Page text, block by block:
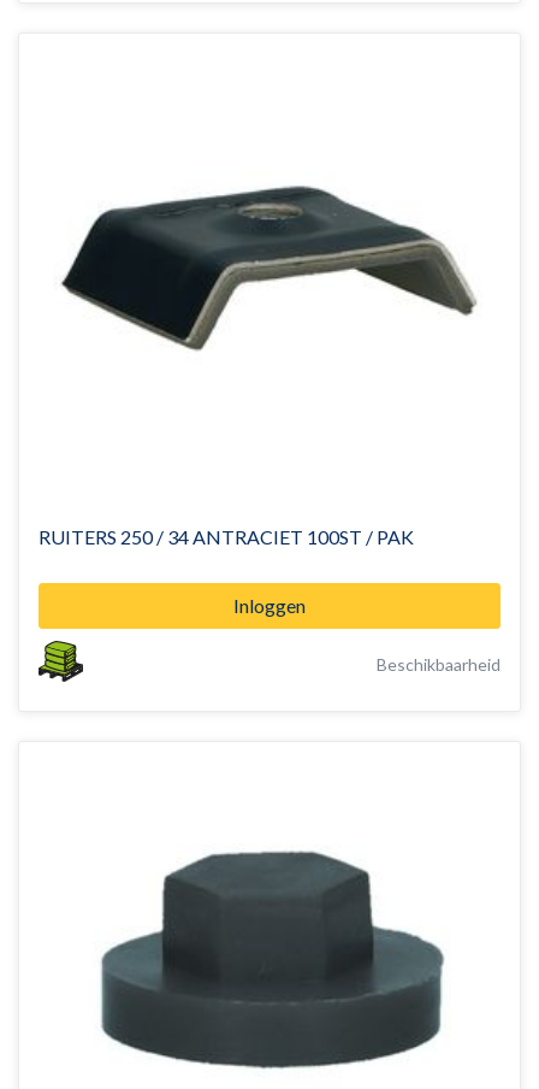
RUITERS 250 / 34 ANTRACIET 100ST / PAK
Inloggen
Beschikbaarheid